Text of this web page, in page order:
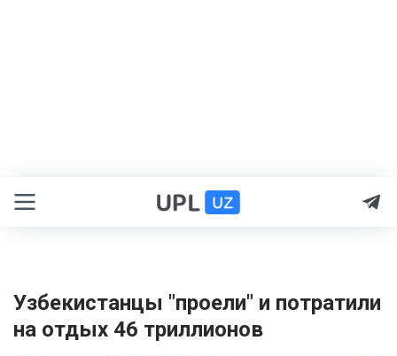
Узбекистанцы "проели" и потратили
на отдых 46 триллионов